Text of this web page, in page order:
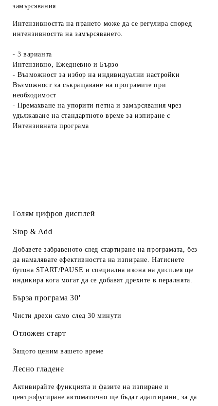
замърсявания
Интензивността на прането може да се регулира според
интензивността на замърсяването.
- 3 варианта
Интензивно, Ежедневно и Бързо
- Възможност за избор на индивидуални настройки
Възможност за съкращаване на програмите при
необходимост
- Премахване на упорити петна и замърсявания чрез
удължаване на стандартното време за изпиране с
Интензивната програма
Голям цифров дисплей
Stop & Add
Добавете забравеното след стартиране на програмата, без
да намалявате ефективността на изпиране. Натиснете
бутона START/PAUSE и специална икона на дисплея ще
индикира кога могат да се добавят дрехите в пералнята.
Бърза програма 30'
Чисти дрехи само след 30 минути
Отложен старт
Защото ценим вашето време
Лесно гладене
Активирайте функцията и фазите на изпиране и
центрофугиране автоматично ще бъдат адаптирани, за да